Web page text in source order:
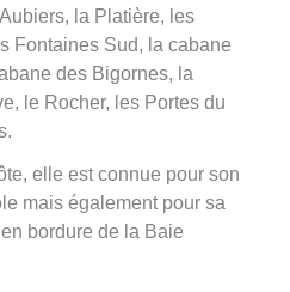
la Platière, les
Fontaines Sud, la cabane
des Bigornes, la
le Rocher, les Portes du
elle est connue pour son
mais également pour sa
bordure de la Baie